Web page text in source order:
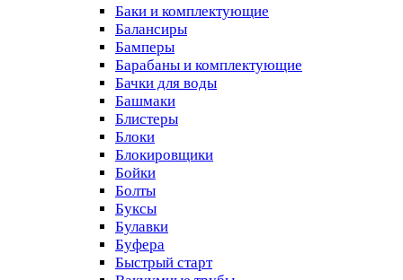
Баки и комплектующие
Балансиры
Бамперы
Барабаны и комплектующие
Бачки для воды
Башмаки
Блистеры
Блоки
Блокировщики
Бойки
Болты
Буксы
Булавки
Буфера
Быстрый старт